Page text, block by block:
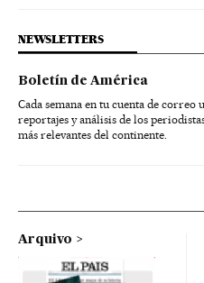
NEWSLETTERS
Boletín de América
Cada semana en tu cuenta de correo
reportajes y análisis de los
más relevantes del continente.
Arquivo